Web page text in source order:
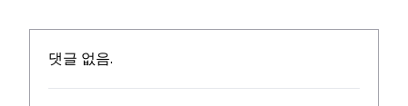
댓글 없음.